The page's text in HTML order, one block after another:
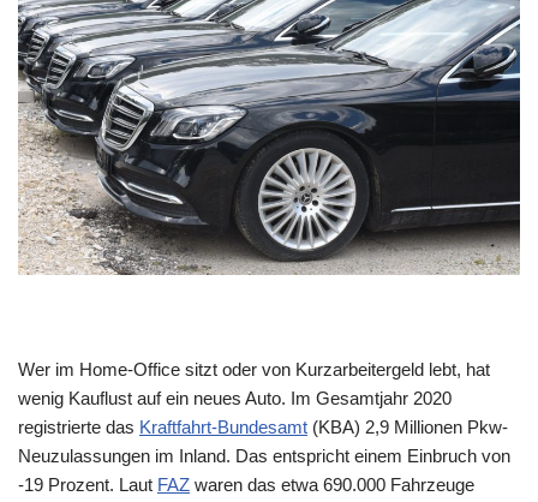
Wer im Home-Office sitzt oder von Kurzarbeitergeld lebt, hat
wenig Kauflust auf ein neues Auto. Im Gesamtjahr 2020
registrierte das Kraftfahrt-Bundesamt (KBA) 2,9 Millionen Pkw-
Neuzulassungen im Inland. Das entspricht einem Einbruch von
-19 Prozent. Laut FAZ waren das etwa 690.000 Fahrzeuge